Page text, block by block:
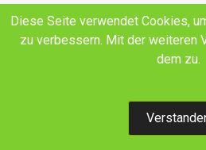
E-Mail Facebook
Land schafft Verbindung
Diese Seite verwendet Cookies,
zu verbessern. Mit der weiteren
dem zu.